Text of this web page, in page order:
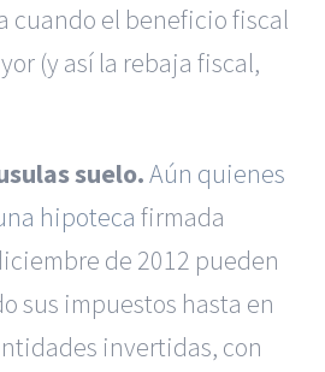
cuando el beneficio fiscal
(y así la rebaja fiscal,
suelo.Aún quienes
hipoteca firmada
de 2012 pueden
sus impuestos hasta en
invertidas, con